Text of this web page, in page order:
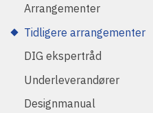
Om Feide
Om Feide
Logg inn kundeportalen
j
o
Arrangementer
Tidligere arrangementer
DIG ekspertråd
Underleverandører
Designmanual